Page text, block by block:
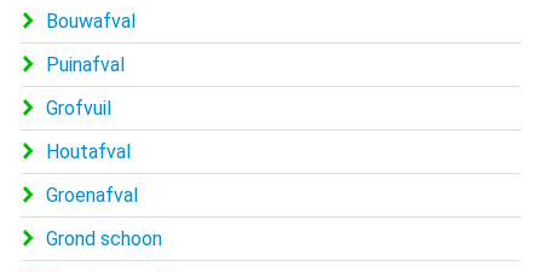
Bouwafval
Puinafval
Grofvuil
Houtafval
Groenafval
Grond schoon